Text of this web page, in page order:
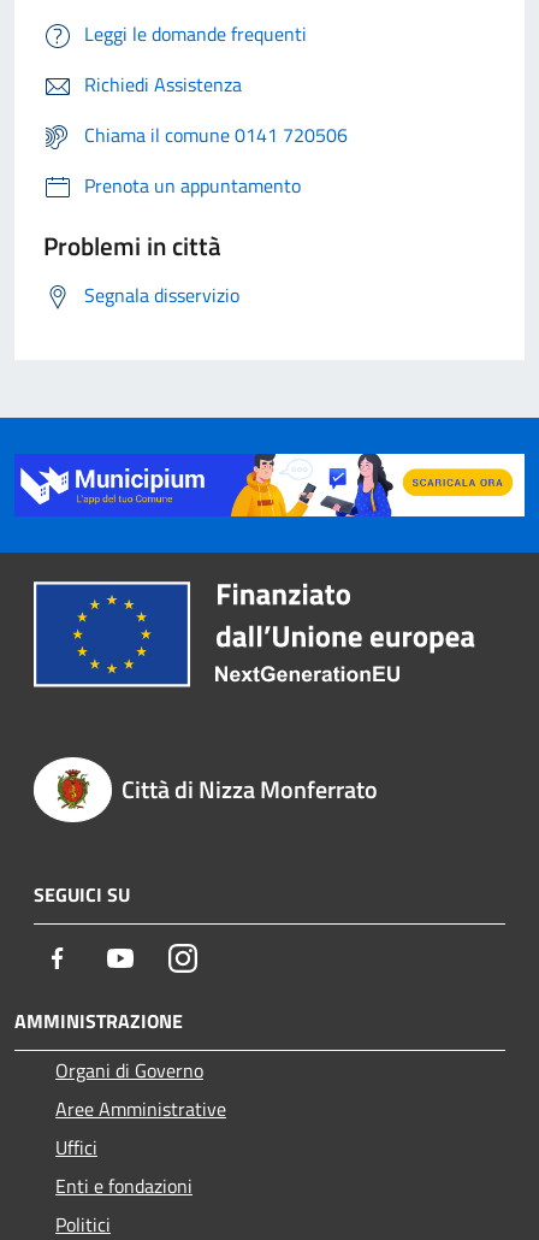
Leggi le domande frequenti
Richiedi Assistenza
Chiama il comune 0141 720506
Prenota un appuntamento
Problemi in città
Segnala disservizio
Città di Nizza Monferrato
SEGUICI SU
Facebook YoutubeInstagram
AMMINISTRAZIONE
Organi di Governo
Aree Amministrative
Uffici
Enti e fondazioni
Politici